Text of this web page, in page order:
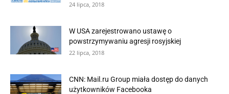
24 lipca, 2018
W USA zarejestrowano ustawę o
powstrzymywaniu agresji rosyjskiej
22 lipca, 2018
CNN: Mail.ru Group miała dostęp do danych
użytkowników Facebooka